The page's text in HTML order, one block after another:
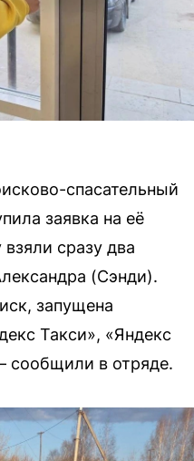
спасательный
заявка на её
сразу два
(Сэнди).
запущена
Такси», «Яндекс
сообщили в отряде.